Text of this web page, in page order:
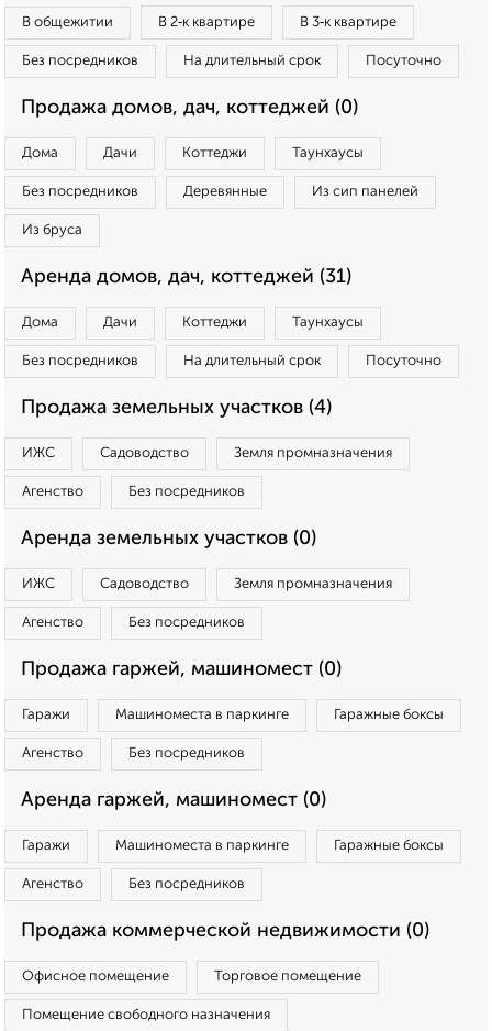
В общежитии В 2‑к квартире В 3‑к квартире
Без посредников На длительный срок Посуточно
Продажа домов, дач, коттеджей (0)
Дома Дачи Коттеджи Таунхаусы
Без посредников Деревянные Из сип панелей
Из бруса
Аренда домов, дач, коттеджей (31)
Дома Дачи Коттеджи Таунхаусы
Без посредников На длительный срок Посуточно
Продажа земельных участков (4)
ИЖС Садоводство Земля промназначения
Агенство Без посредников
Аренда земельных участков (0)
ИЖС Садоводство Земля промназначения
Агенство Без посредников
Продажа гаржей, машиномест (0)
Гаражи Машиноместа в паркинге Гаражные боксы
Агенство Без посредников
Аренда гаржей, машиномест (0)
Гаражи Машиноместа в паркинге Гаражные боксы
Агенство Без посредников
Продажа коммерческой недвижимости (0)
Офисное помещение Торговое помещение
Помещение свободного назначения